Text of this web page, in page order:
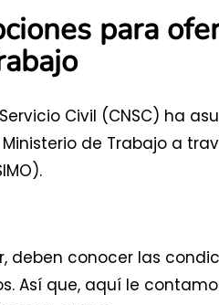
para
Civil (CNSC) ha
de Trabajo a
deben conocer las
Así que, aquí le